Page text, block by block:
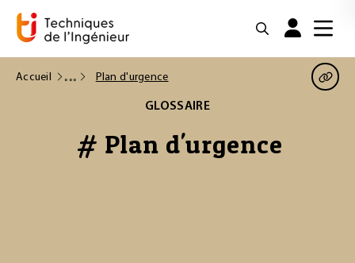
Accueil Plan d'urgence
GLOSSAIRE
# Plan d'urgence